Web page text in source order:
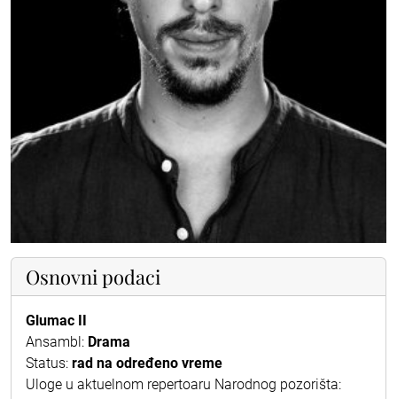
Osnovni podaci
Glumac II
Ansambl: Drama
Status: rad na određeno vreme
Uloge u aktuelnom repertoaru Narodnog pozorišta: